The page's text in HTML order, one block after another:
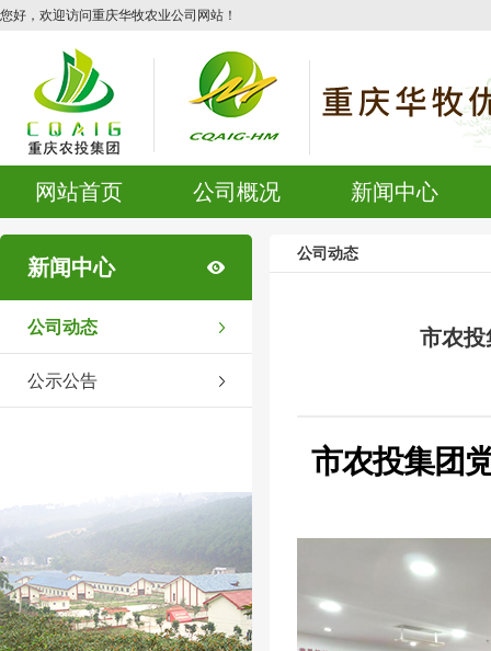
您好，欢迎访问重庆华牧农业公司网站！
网站首页 公司概况 新闻中心
新闻中心
公司动态
公示公告
公司动态
市农投
市农投集团